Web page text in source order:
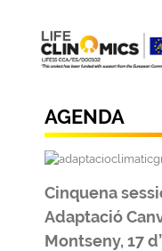
AGENDA
Cinquena
Adaptació
Montseny, 17